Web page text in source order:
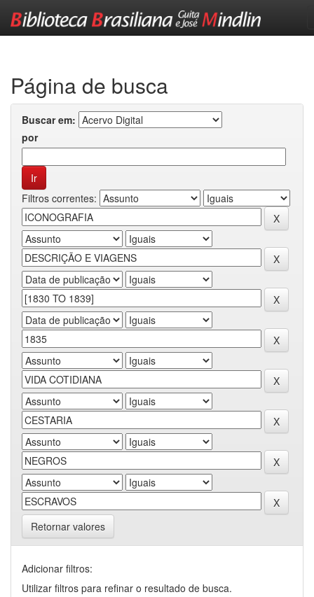
Página de busca
Buscar em:
por
Filtros correntes:
Retornar valores
Adicionar filtros:
Utilizar filtros para refinar o resultado de busca.